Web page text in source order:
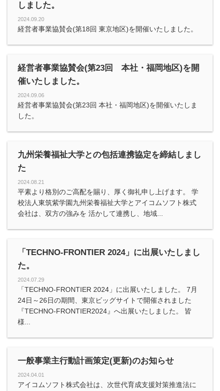
しました。
2024.09.20
経営者事業協賛会(第18回 東京地区)を開催いたしました。
経営者事業協賛会(第23回 本社・福岡地区)を開
催いたしました。
2024.09.06
経営者事業協賛会(第23回 本社・福岡地区)を開催いたしま
した。
九州栄養福祉大学との包括連携協定を締結しまし
た
2024.08.21
平素より格別のご高配を賜り、厚く御礼申し上げます。 学
校法人東筑紫学園九州栄養福祉大学とアイコムソフト株式
会社は、双方の強みを 活かして連携し、地域...
「TECHNO-FRONTIER 2024」に出展いたしまし
た。
2024.07.29
「TECHNO-FRONTIER 2024」に出展いたしました。 7月
24日～26日の期間、東京ビッグサイトで開催されました
『TECHNO-FRONTIER2024』へ出展いたしました。 皆
様...
一般事業主行動計画策定(更新)のお知らせ
2024.04.01
アイコムソフト株式会社は、次世代育成支援対策推進法に